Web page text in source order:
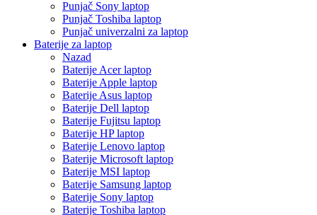
Punjač Sony laptop
Punjač Toshiba laptop
Punjač univerzalni za laptop
Baterije za laptop
Nazad
Baterije Acer laptop
Baterije Apple laptop
Baterije Asus laptop
Baterije Dell laptop
Baterije Fujitsu laptop
Baterije HP laptop
Baterije Lenovo laptop
Baterije Microsoft laptop
Baterije MSI laptop
Baterije Samsung laptop
Baterije Sony laptop
Baterije Toshiba laptop